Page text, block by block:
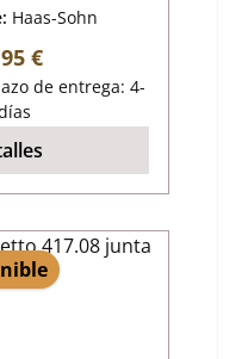
Haas-Sohn
normal:
€
de entrega: 4-